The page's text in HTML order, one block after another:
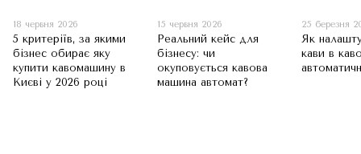
18 червня 2026
5 критеріїв, за якими
бізнес обирає яку
купити кавомашину в
Києві у 2026 році
15 червня 2026
Реальний кейс для
бізнесу: чи
окуповується кавова
машина автомат?
25 березня
Як
кави в